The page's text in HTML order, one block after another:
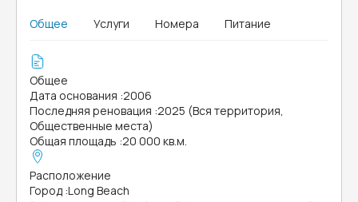
Общее Услуги Номера Питание
Общее
Дата основания :2006
Последняя реновация :2025 (Вся территория,
Общественные места)
Общая площадь :20 000 кв.м.
Расположение
Город :Long Beach